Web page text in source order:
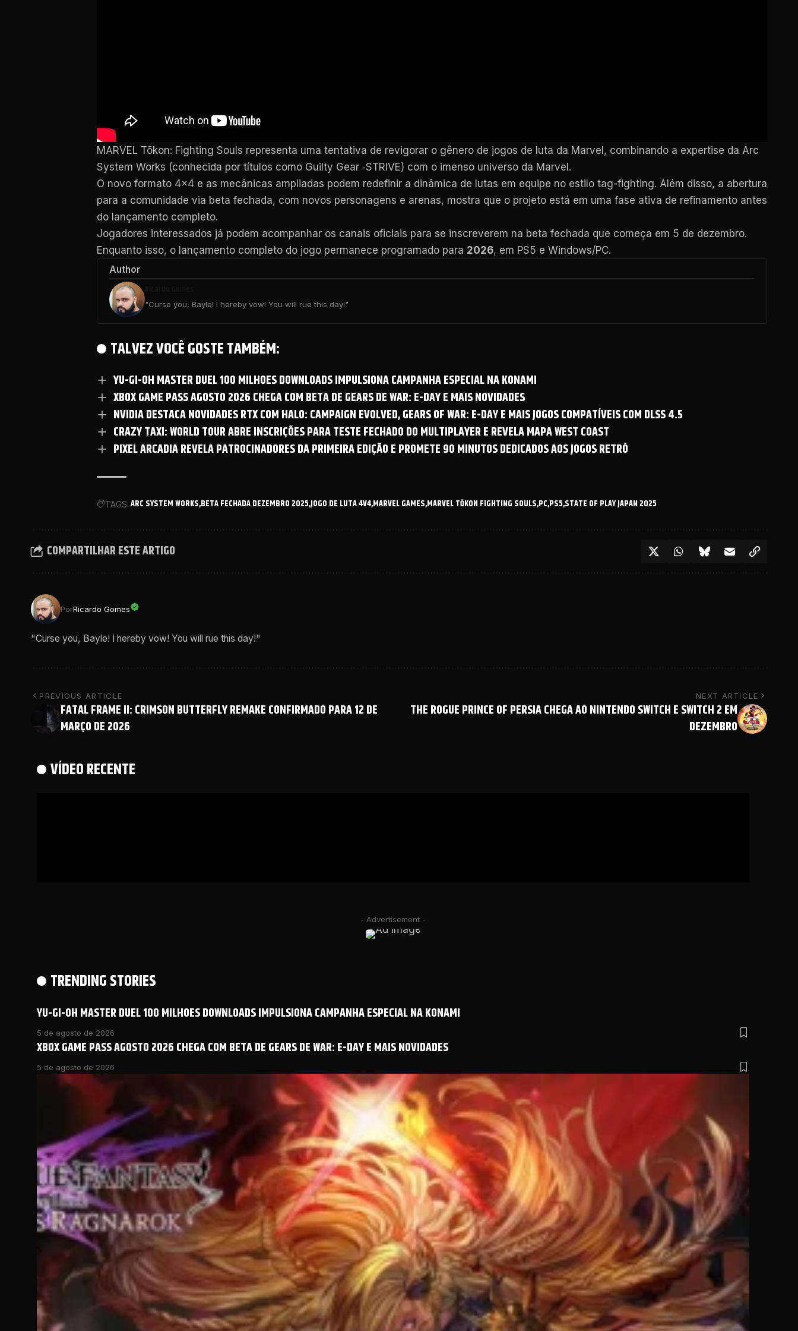
MARVEL Tōkon: Fighting Souls representa uma tentativa de revigorar o gênero de jogos de luta da Marvel, combinando a expertise da Arc
System Works (conhecida por títulos como Guilty Gear ‑STRIVE) com o imenso universo da Marvel.
O novo formato 4×4 e as mecânicas ampliadas podem redefinir a dinâmica de lutas em equipe no estilo tag-fighting. Além disso, a abertura
para a comunidade via beta fechada, com novos personagens e arenas, mostra que o projeto está em uma fase ativa de refinamento antes
do lançamento completo.
Jogadores interessados já podem acompanhar os canais oficiais para se inscreverem na beta fechada que começa em 5 de dezembro.
Enquanto isso, o lançamento completo do jogo permanece programado para 2026, em PS5 e Windows/PC.
Author
"Curse you, Bayle! I hereby vow! You will rue this day!"
TALVEZ VOCÊ GOSTE TAMBÉM:
YU-GI-OH MASTER DUEL 100 MILHOES DOWNLOADS IMPULSIONA CAMPANHA ESPECIAL NA KONAMI
XBOX GAME PASS AGOSTO 2026 CHEGA COM BETA DE GEARS DE WAR: E-DAY E MAIS NOVIDADES
NVIDIA DESTACA NOVIDADES RTX COM HALO: CAMPAIGN EVOLVED, GEARS OF WAR: E-DAY E MAIS JOGOS COMPATÍVEIS COM DLSS 4.5
CRAZY TAXI: WORLD TOUR ABRE INSCRIÇÕES PARA TESTE FECHADO DO MULTIPLAYER E REVELA MAPA WEST COAST
PIXEL ARCADIA REVELA PATROCINADORES DA PRIMEIRA EDIÇÃO E PROMETE 90 MINUTOS DEDICADOS AOS JOGOS RETRÔ
TAGS: ARC SYSTEM WORKS BETA FECHADA DEZEMBRO 2025JOGO DE LUTA 4V4MARVEL GAMES MARVEL TŌKON FIGHTING SOULS PC PS5 STATE OF PLAY JAPAN 2025
COMPARTILHAR ESTE ARTIGO
PorRicardo Gomes
"Curse you, Bayle! I hereby vow! You will rue this day!"
PREVIOUS ARTICLE
FATAL FRAME II: CRIMSON BUTTERFLY REMAKE CONFIRMADO PARA 12 DE
MARÇO DE 2026
NEXT ARTICLE
THE ROGUE PRINCE OF PERSIA CHEGA AO NINTENDO SWITCH E SWITCH 2 EM
DEZEMBRO
VÍDEO RECENTE
- Advertisement -
TRENDING STORIES
YU-GI-OH MASTER DUEL 100 MILHOES DOWNLOADS IMPULSIONA CAMPANHA ESPECIAL NA KONAMI
5 de agosto de 2026
XBOX GAME PASS AGOSTO 2026 CHEGA COM BETA DE GEARS DE WAR: E-DAY E MAIS NOVIDADES
5 de agosto de 2026